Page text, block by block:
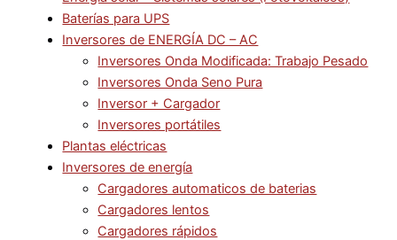
Baterías para UPS
Inversores de ENERGÍA DC – AC
Inversores Onda Modificada: Trabajo Pesado
Inversores Onda Seno Pura
Inversor + Cargador
Inversores portátiles
Plantas eléctricas
Inversores de energía
Cargadores automaticos de baterias
Cargadores lentos
Cargadores rápidos